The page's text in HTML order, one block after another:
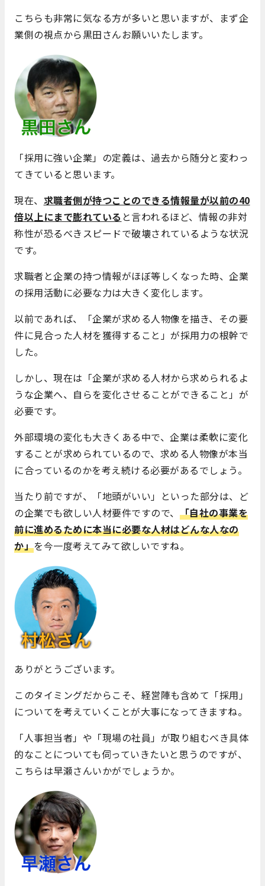
こちらも非常に気なる方が多いと思いますが、まず企
業側の視点から黒田さんお願いいたします。
「採用に強い企業」の定義は、過去から随分と変わっ
てきていると思います。
現在、 求職者側が持つことのできる情報量が以前の40
倍以上にまで膨れている と言われるほど、情報の非対
称性が恐るべきスピードで破壊されているような状況
です。
求職者と企業の持つ情報がほぼ等しくなった時、企業
の採用活動に必要な力は大きく変化します。
以前であれば、「企業が求める人物像を描き、その要
件に見合った人材を獲得すること」が採用力の根幹で
した。
しかし、現在は「企業が求める人材から求められるよ
うな企業へ、自らを変化させることができること」が
必要です。
外部環境の変化も大きくある中で、企業は柔軟に変化
することが求められているので、求める人物像が本当
に合っているのかを考え続ける必要があるでしょう。
当たり前ですが、「地頭がいい」といった部分は、ど
の企業でも欲しい人材要件ですので、 「自社の事業を
前に進めるために本当に必要な人材はどんな人なの
か」を今一度考えてみて欲しいですね。
ありがとうございます。
このタイミングだからこそ、経営陣も含めて「採用」
についてを考えていくことが大事になってきますね。
「人事担当者」や「現場の社員」が取り組むべき具体
的なことについても伺っていきたいと思うのですが、
こちらは早瀬さんいかがでしょうか。